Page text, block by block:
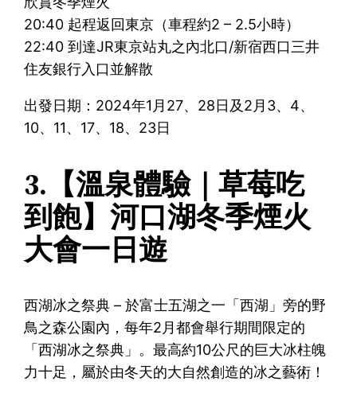
20:40 起程返回東京（車程約2 – 2.5小時）
22:40 到達JR東京站丸之內北口/新宿西口三井
住友銀行入口並解散
出發日期：2024年1月27、28日及2月3、4、
10、11、17、18、23日
3.【溫泉體驗｜草莓吃
到飽】河口湖冬季煙火
大會一日遊
西湖冰之祭典 – 於富士五湖之一「西湖」旁的野
鳥之森公園內，每年2月都會舉行期間限定的
「西湖冰之祭典」。最高約10公尺的巨大冰柱魄
力十足，屬於由冬天的大自然創造的冰之藝術！